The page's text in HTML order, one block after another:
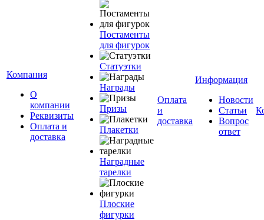
Компания
О
компании
Реквизиты
Оплата и
доставка
Постаменты
для фигурок
Статуэтки
Награды
Призы
Плакетки
Наградные
тарелки
Плоские
фигурки
Оплата
и
доставка
Информация
Новости
Статьи
Вопрос
ответ